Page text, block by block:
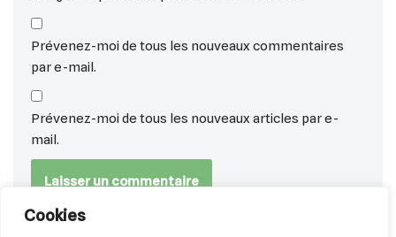
Cookies
Prévenez-moi de tous les nouveaux commentaires
par e-mail.
Prévenez-moi de tous les nouveaux articles par e-
mail.